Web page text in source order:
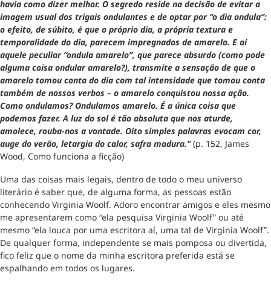
havia como dizer melhor. O segredo reside na decisão de evitar a
imagem usual dos trigais ondulantes e de optar por “o dia ondula”:
o efeito, de súbito, é que o próprio dia, a própria textura e
temporalidade do dia, parecem impregnados de amarelo. E aí
aquele peculiar “ondula amarelo”, que parece absurdo (como pode
alguma coisa ondular amarelo?), transmite a sensação de que o
amarelo tomou conta do dia com tal intensidade que tomou conta
também de nossos verbos – o amarelo conquistou nossa ação.
Como ondulamos? Ondulamos amarelo. É a única coisa que
podemos fazer. A luz do sol é tão absoluta que nos aturde,
amolece, rouba-nos a vontade. Oito simples palavras evocam cor,
auge do verão, letargia do calor, safra madura.”(p. 152, James
Wood, Como funciona a ficção)
Uma das coisas mais legais, dentro de todo o meu universo
literário é saber que, de alguma forma, as pessoas estão
conhecendo Virginia Woolf. Adoro encontrar amigos e eles mesmo
me apresentarem como “ela pesquisa Virginia Woolf” ou até
mesmo “ela louca por uma escritora aí, uma tal de Virginia Woolf”.
De qualquer forma, independente se mais pomposa ou divertida,
fico feliz que o nome da minha escritora preferida está se
espalhando em todos os lugares.